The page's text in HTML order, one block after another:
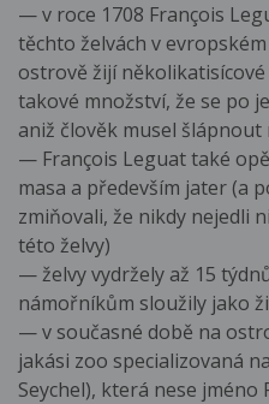
— v roce 1708 François
těchto želvách v
ostrově žijí
takové množství, že se po
aniž člověk musel šlápnout
— François Leguat také
masa a především jater (a
zmiňovali, že nikdy nejedli
této želvy)
— želvy vydržely až 15
námořníkům sloužily jako
— v současné době na
jakási zoo specializovaná
Seychel), která nese